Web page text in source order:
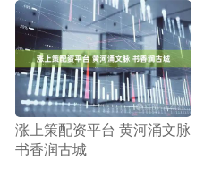
​涨上策配资平台 黄河涌文脉
书香润古城